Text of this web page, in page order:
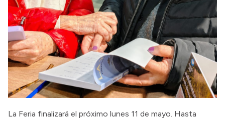
La Feria finalizará el próximo lunes 11 de mayo. Hasta